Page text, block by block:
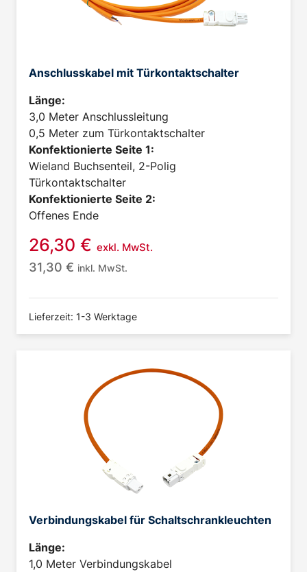
Anschlusskabel mit Türkontaktschalter
Länge:
3,0 Meter Anschlussleitung
0,5 Meter zum Türkontaktschalter
Konfektionierte Seite 1:
Wieland Buchsenteil, 2-Polig
Türkontaktschalter
Konfektionierte Seite 2:
Offenes Ende
26,30 € exkl. MwSt.
31,30 € inkl. MwSt.
Lieferzeit: 1-3 Werktage
Verbindungskabel für Schaltschrankleuchten
Länge:
1,0 Meter Verbindungskabel